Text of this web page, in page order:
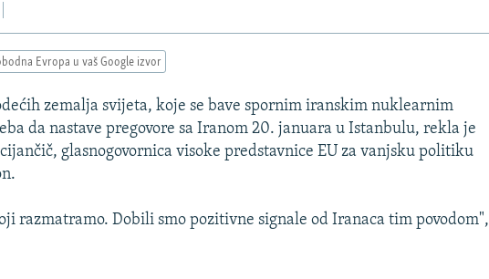
Evropa u vaš Google izvor
zemalja svijeta, koje se bave spornim iranskim nuklearnim
da nastave pregovore sa Iranom 20. januara u Istanbulu, rekla je
glasnogovornica visoke predstavnice EU za vanjsku politiku
razmatramo. Dobili smo pozitivne signale od Iranaca tim povodom",